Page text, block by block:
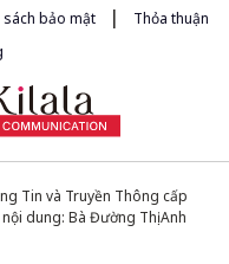
sách bảo mật |
Thỏa thuận
Tin và Truyền Thông cấp
dung: Bà Đường Thị Anh